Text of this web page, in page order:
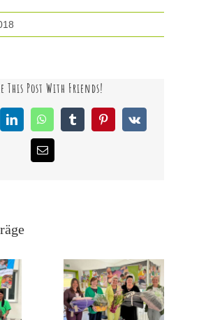
This Post With Friends!
LinkedInWhatsAppTumblrPinterest
Vk
E-
Mail